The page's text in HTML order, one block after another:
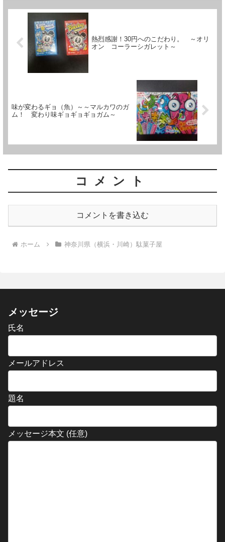
熱烈感謝！30円へのこだわり。 ～オリ
オン コーラーシガレット～
味が変わるギョ（魚）～～マルカワのガ
ム！ 変わり味ギョギョギョガム～
コメント
コメントを書き込む
ホーム 神奈川県（横浜・川崎）駄菓子屋
メッセージ
氏名
メールアドレス
題名
メッセージ本文 (任意)